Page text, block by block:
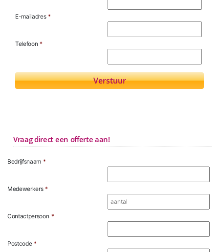
E-mailadres *
Telefoon *
Vraag direct een offerte aan!
Bedrijfsnaam *
Medewerkers *
Contactpersoon *
Postcode *